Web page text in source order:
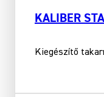
KALIBER
Kiegészítő